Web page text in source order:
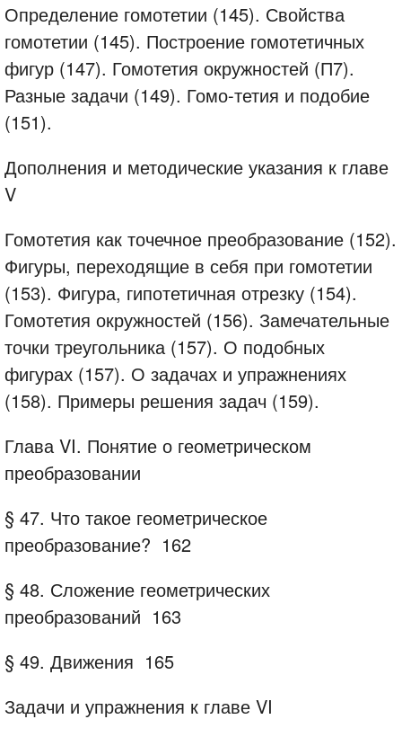
Определение гомотетии (145). Свойства
гомотетии (145). Построение гомотетичных
фигур (147). Гомотетия окружностей (П7).
Разные задачи (149). Гомо-тетия и подобие
(151).
Дополнения и методические указания к главе
V
Гомотетия как точечное преобразование (152).
Фигуры, переходящие в себя при гомотетии
(153). Фигура, гипотетичная отрезку (154).
Гомотетия окружностей (156). Замечательные
точки треугольника (157). О подобных
фигурах (157). О задачах и упражнениях
(158). Примеры решения задач (159).
Глава VI. Понятие о геометрическом
преобразовании
§ 47. Что такое геометрическое
преобразование? 162
§ 48. Сложение геометрических
преобразований 163
§ 49. Движения 165
Задачи и упражнения к главе VI